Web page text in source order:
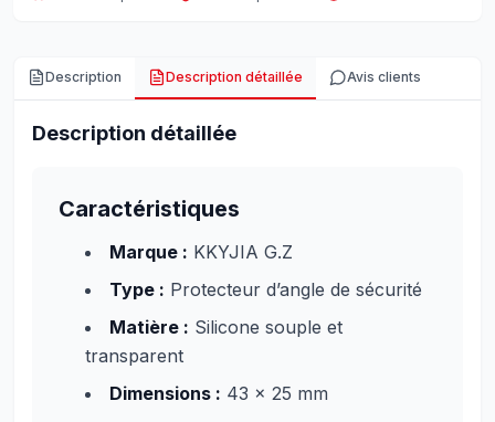
Description Description détaillée Avis clients
Description détaillée
Caractéristiques
Marque : KKYJIA G.Z
Type : Protecteur d’angle de sécurité
Matière : Silicone souple et
transparent
Dimensions : 43 x 25 mm